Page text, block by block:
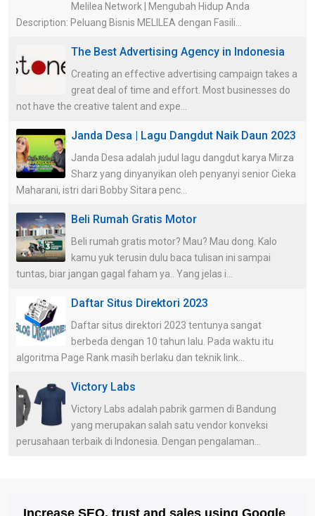
Melilea Network | Mengubah Hidup Anda
Description: Peluang Bisnis MELILEA dengan Fasili...
The Best Advertising Agency in Indonesia
Creating an effective advertising campaign takes a
great deal of time and effort. Most businesses do
not have the creative talent and expe...
Janda Desa | Lagu Dangdut Naik Daun 2023
Janda Desa adalah judul lagu dangdut karya Mirza
Sharz yang dinyanyikan oleh penyanyi senior Cieka
Maharani, istri dari Bobby Sitara penc...
Beli Rumah Gratis Motor
Beli rumah gratis motor? Mau? Mau dong. Kalo
kamu yuk terusin dulu baca tulisan ini sampai
tuntas, biar jangan gagal faham ya.. Yang jelas i...
Daftar Situs Direktori 2023
Daftar situs direktori 2023 tentunya sangat
berbeda dengan 10 tahun lalu. Pada waktu itu
algoritma Page Rank masih berlaku dan teknik link...
Victory Labs
Victory Labs adalah pabrik garmen di Bandung
yang merupakan salah satu vendor konveksi
perusahaan terbaik di Indonesia. Dengan pengalaman...